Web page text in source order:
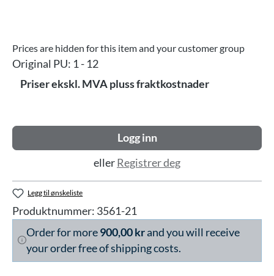
Prices are hidden for this item and your customer group
Original PU: 1 - 12
Priser ekskl. MVA pluss fraktkostnader
Logg inn
ellerRegistrer deg
Legg til ønskeliste
Produktnummer: 3561-21
Order for more900,00 krand you will receive
your order free of shipping costs.